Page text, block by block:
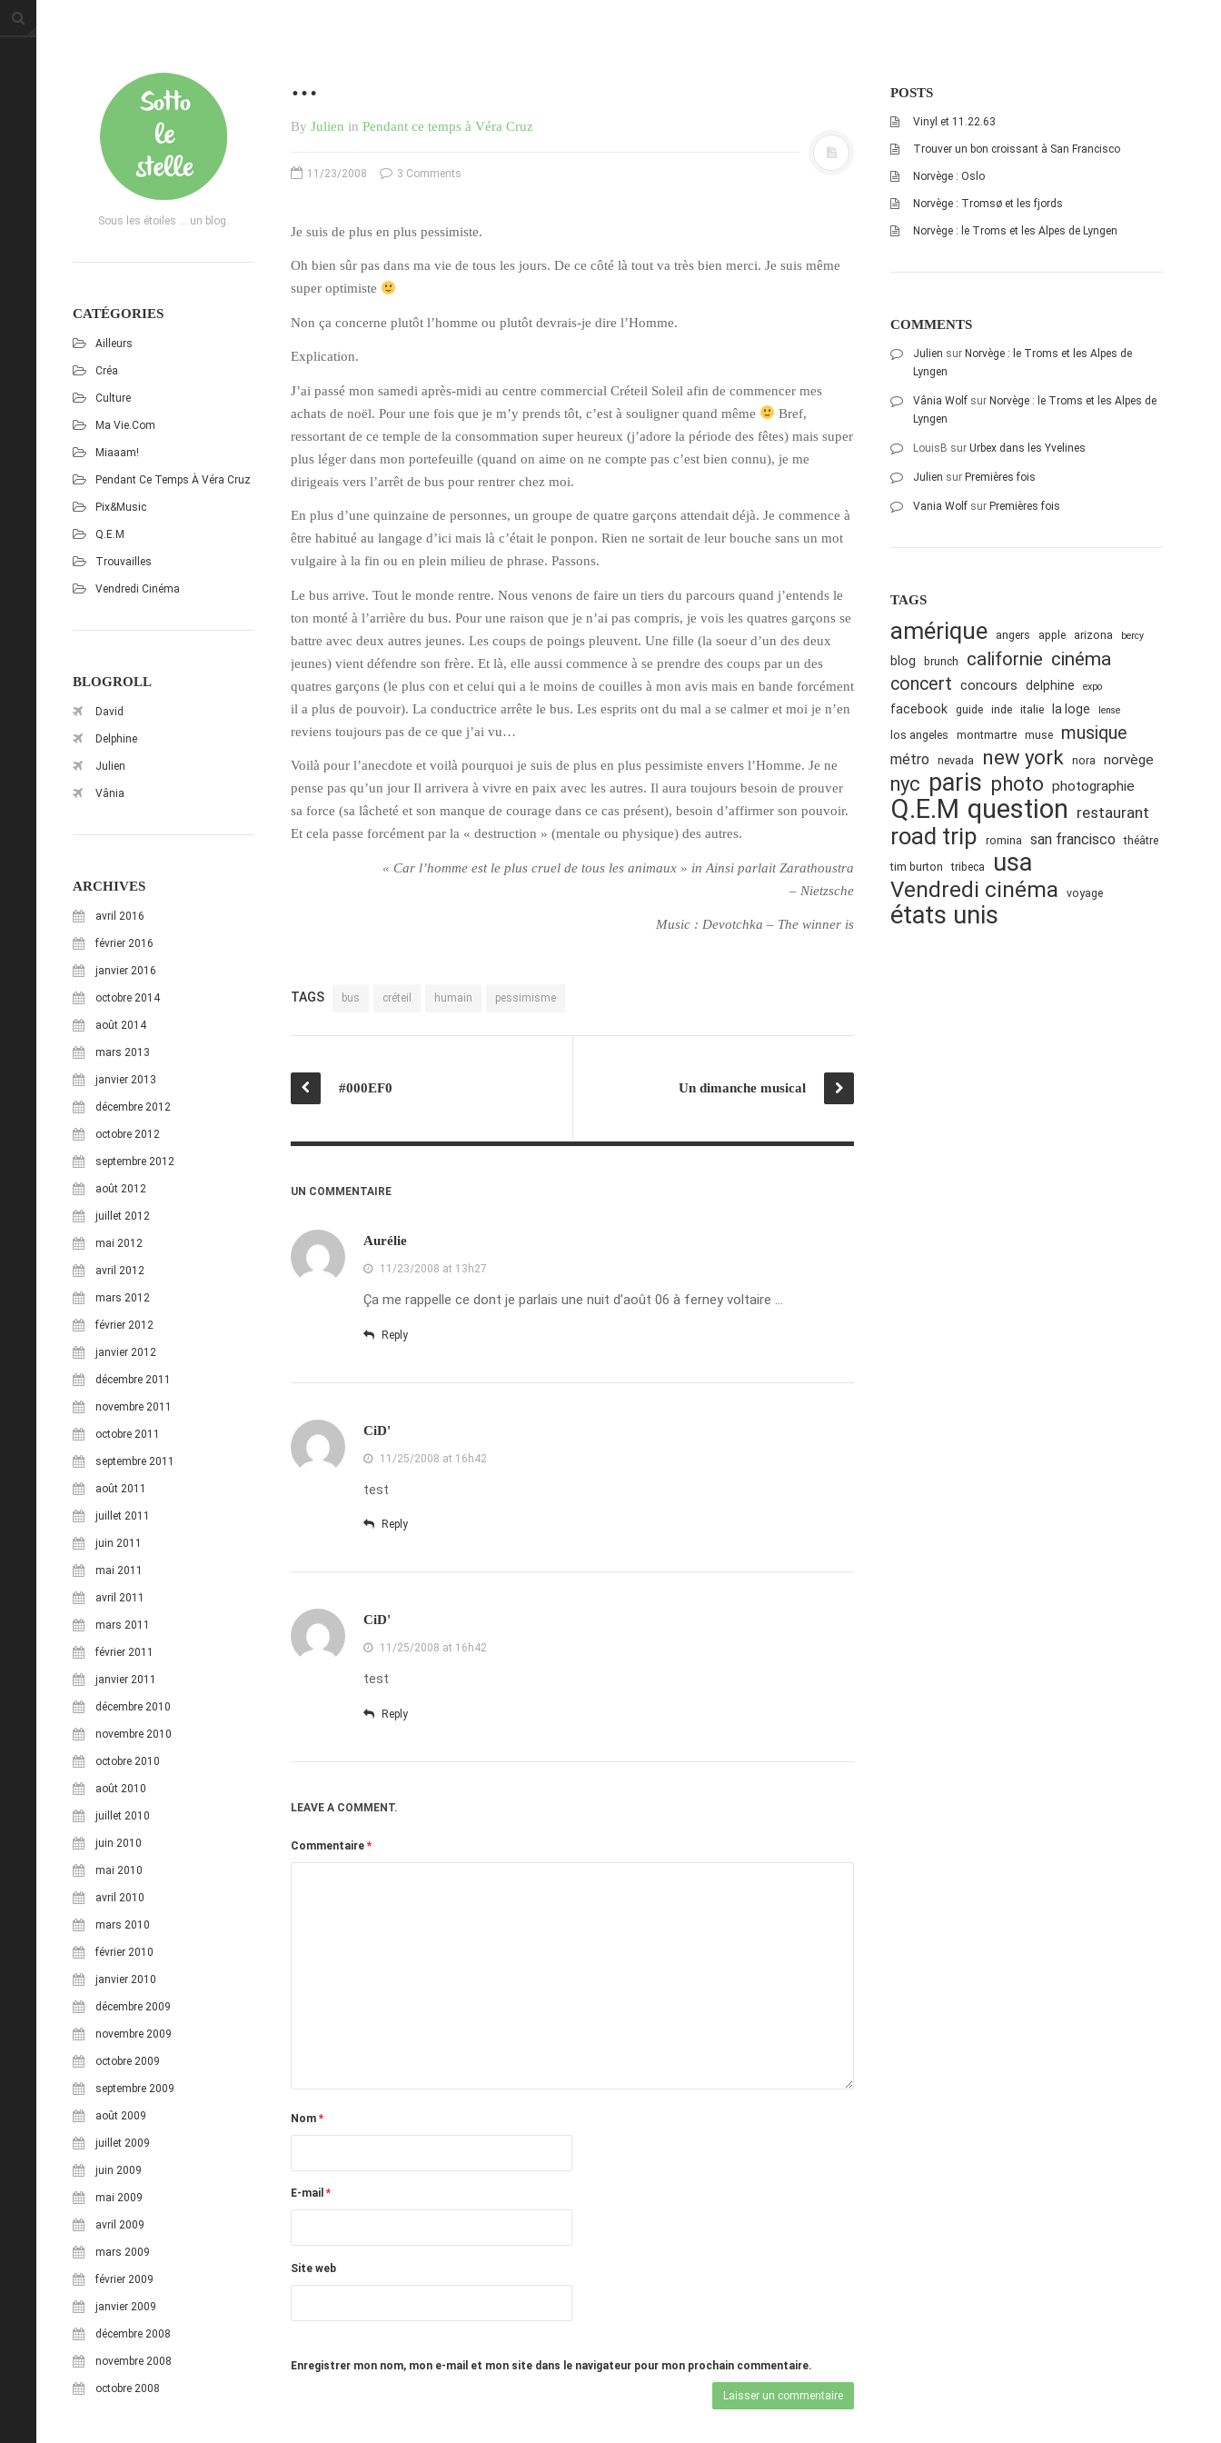
Sous les étoiles ... un blog.
CATÉGORIES
Ailleurs
Créa
Culture
Ma Vie.com
Miaaam!
Pendant Ce Temps À Véra Cruz
Pix&Music
Q.E.M
Trouvailles
Vendredi Cinéma
BLOGROLL
David
Delphine
Julien
Vânia
ARCHIVES
avril 2016
février 2016
janvier 2016
octobre 2014
août 2014
mars 2013
janvier 2013
décembre 2012
octobre 2012
septembre 2012
août 2012
juillet 2012
mai 2012
avril 2012
mars 2012
février 2012
janvier 2012
décembre 2011
novembre 2011
octobre 2011
septembre 2011
août 2011
juillet 2011
juin 2011
mai 2011
avril 2011
mars 2011
février 2011
janvier 2011
décembre 2010
novembre 2010
octobre 2010
août 2010
juillet 2010
juin 2010
mai 2010
avril 2010
mars 2010
février 2010
janvier 2010
décembre 2009
novembre 2009
octobre 2009
septembre 2009
août 2009
juillet 2009
juin 2009
mai 2009
avril 2009
mars 2009
février 2009
janvier 2009
décembre 2008
novembre 2008
octobre 2008
…
By Julien in Pendant ce temps à Véra Cruz
11/23/2008 3 Comments
Je suis de plus en plus pessimiste.
Oh bien sûr pas dans ma vie de tous les jours. De ce côté là tout va très bien merci. Je suis même
super optimiste
Non ça concerne plutôt l’homme ou plutôt devrais-je dire l’Homme.
Explication.
J’ai passé mon samedi après-midi au centre commercial Créteil Soleil afin de commencer mes
achats de noël. Pour une fois que je m’y prends tôt, c’est à souligner quand même
Bref,
ressortant de ce temple de la consommation super heureux (j’adore la période des fêtes) mais super
plus léger dans mon portefeuille (quand on aime on ne compte pas c’est bien connu), je me
dirigeais vers l’arrêt de bus pour rentrer chez moi.
En plus d’une quinzaine de personnes, un groupe de quatre garçons attendait déjà. Je commence à
être habitué au langage d’ici mais là c’était le ponpon. Rien ne sortait de leur bouche sans un mot
vulgaire à la fin ou en plein milieu de phrase. Passons.
Le bus arrive. Tout le monde rentre. Nous venons de faire un tiers du parcours quand j’entends le
ton monté à l’arrière du bus. Pour une raison que je n’ai pas compris, je vois les quatres garçons se
battre avec deux autres jeunes. Les coups de poings pleuvent. Une fille (la soeur d’un des deux
jeunes) vient défendre son frère. Et là, elle aussi commence à se prendre des coups par un des
quatres garçons (le plus con et celui qui a le moins de couilles à mon avis mais en bande forcément
il a plus de pouvoir). La conductrice arrête le bus. Les esprits ont du mal a se calmer et moi je n’en
reviens toujours pas de ce que j’ai vu…
Voilà pour l’anecdote et voilà pourquoi je suis de plus en plus pessimiste envers l’Homme. Je ne
pense pas qu’un jour Il arrivera à vivre en paix avec les autres. Il aura toujours besoin de prouver
sa force (sa lâcheté et son manque de courage dans ce cas présent), besoin d’affirmer son pouvoir.
Et cela passe forcément par la « destruction » (mentale ou physique) des autres.
« Car l’homme est le plus cruel de tous les animaux » in Ainsi parlait Zarathoustra
– Nietzsche
Music : Devotchka – The winner is
TAGS bus créteil humain pessimisme
#000EF0 Un dimanche musical
UN COMMENTAIRE
Aurélie
11/23/2008 at 13h27
Ça me rappelle ce dont je parlais une nuit d’août 06 à ferney voltaire …
Reply
CiD'
11/25/2008 at 16h42
test
Reply
CiD'
11/25/2008 at 16h42
test
Reply
LEAVE A COMMENT.
Commentaire *
Nom *
E-mail *
Site web
Enregistrer mon nom, mon e-mail et mon site dans le navigateur pour mon prochain commentaire.
POSTS
Vinyl et 11.22.63
Trouver un bon croissant à San Francisco
Norvège : Oslo
Norvège : Tromsø et les fjords
Norvège : le Troms et les Alpes de Lyngen
COMMENTS
Julien sur Norvège : le Troms et les Alpes de
Lyngen
Vânia Wolf sur Norvège : le Troms et les Alpes de
Lyngen
LouisB sur Urbex dans les Yvelines
Julien sur Premières fois
Vania Wolf sur Premières fois
TAGS
amérique angers apple arizona bercy
blog brunch californie cinéma
concert concours delphine expo
facebook guide inde italie la loge lense
los angeles montmartre muse musique
métro nevada new york nora norvège
nyc paris photo photographie
Q.E.M question restaurant
road trip romina san francisco théâtre
tim burton
tribeca usa
Vendredi cinéma voyage
états unis